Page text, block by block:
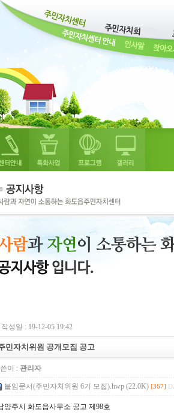
작성일 : 19-12-05 19:42
민자치위원 공개모집 공고
이 : 관리자
붙임문서(주민자치위원 6기 모집).hwp (22.0K) [367]
양주시 화도읍사무소 공고 제98호